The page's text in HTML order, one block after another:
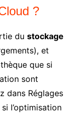
?
du stockage
et
que si
sont
dans Réglages
l’optimisation